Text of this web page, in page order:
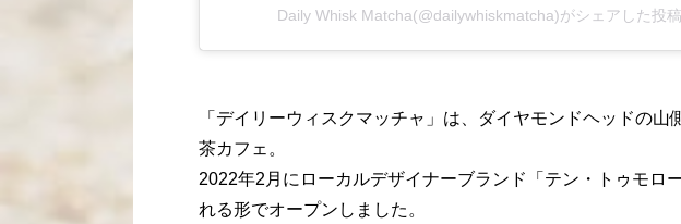
Daily Whisk Matcha(@dailywhiskmatcha)がシェアした投稿
「デイリーウィスクマッチャ」は、ダイヤモンドヘッドの
茶カフェ。
2022年2月にローカルデザイナーブランド「テン・トゥモロ
れる形でオープンしました。